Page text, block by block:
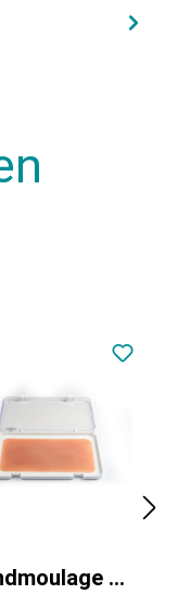
Wundmoulage Verbrennung 1. Grades